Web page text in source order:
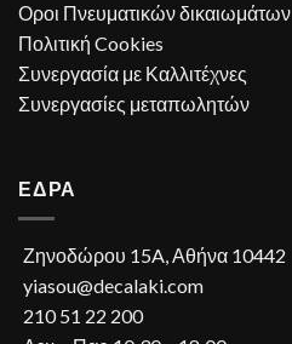
Οροι Πνευματικών δικαιωμάτων
Πολιτική Cookies
Συνεργασία με Καλλιτέχνες
Συνεργασίες μεταπωλητών
ΕΔΡΑ
Ζηνοδώρου 15A, Αθήνα 10442
yiasou@decalaki.com
210 51 22 200